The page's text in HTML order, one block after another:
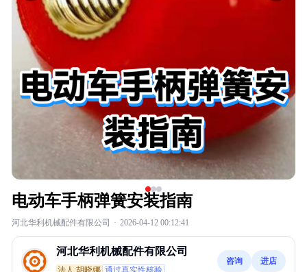
电动车手柄弹簧安装指南
河北华利机械配件有限公司 · 2026-04-12 00:12:41
河北华利机械配件有限公司
法人:胡晓娜 通过真实性核验
咨询 进店